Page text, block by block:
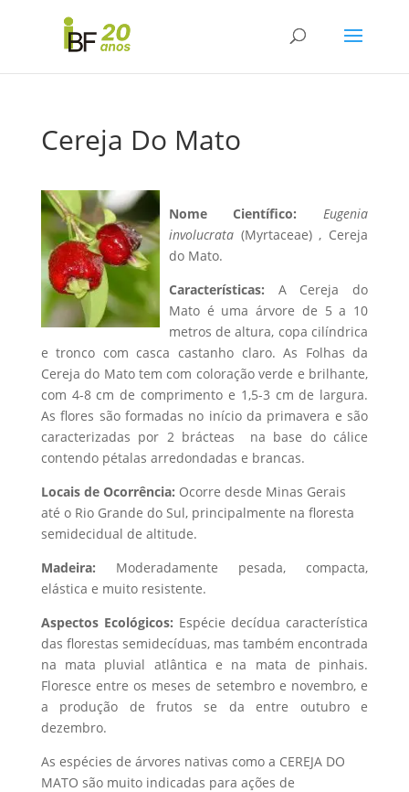
Cereja Do Mato
Nome Científico:Eugenia
involucrata(Myrtaceae) , Cereja
do Mato.
Características: A Cereja do
Mato é uma árvore de 5 a 10
metros de altura, copa cilíndrica
e tronco com casca castanho claro. As Folhas da
Cereja do Mato tem com coloração verde e brilhante,
com 4-8 cm de comprimento e 1,5-3 cm de largura.
As flores são formadas no início da primavera e são
caracterizadas por 2 brácteas na base do cálice
contendo pétalas arredondadas e brancas.
Locais de Ocorrência: Ocorre desde Minas Gerais
até o Rio Grande do Sul, principalmente na floresta
semidecidual de altitude.
Madeira: Moderadamente pesada, compacta,
elástica e muito resistente.
Aspectos Ecológicos: Espécie decídua característica
das florestas semidecíduas, mas também encontrada
na mata pluvial atlântica e na mata de pinhais.
Floresce entre os meses de setembro e novembro, e
a produção de frutos se da entre outubro e
dezembro.
As espécies de árvores nativas como a CEREJA DO
MATO são muito indicadas para ações de